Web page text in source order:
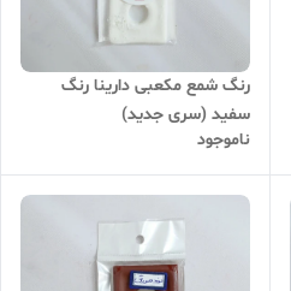
رنگ شمع مکعبی دارینا رنگ
سفید (سری جدید)
ناموجود